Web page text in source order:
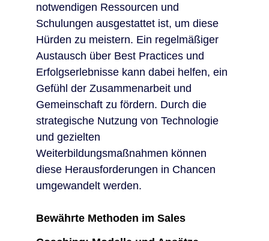
notwendigen Ressourcen und
Schulungen ausgestattet ist, um diese
Hürden zu meistern. Ein regelmäßiger
Austausch über Best Practices und
Erfolgserlebnisse kann dabei helfen, ein
Gefühl der Zusammenarbeit und
Gemeinschaft zu fördern. Durch die
strategische Nutzung von Technologie
und gezielten
Weiterbildungsmaßnahmen können
diese Herausforderungen in Chancen
umgewandelt werden.
Bewährte Methoden im Sales